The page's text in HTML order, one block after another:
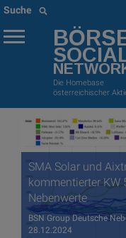
Suche
Die Homebase
österreichischer
SMA Solar und
kommentierter KW
Nebenwerte
BSN Group Deutsche
28.12.2024